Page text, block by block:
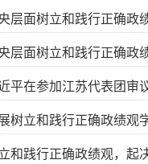
层面树立和践行正确政
层面树立和践行正确政
平在参加江苏代表团审
树立和践行正确政绩观
和践行正确政绩观，起